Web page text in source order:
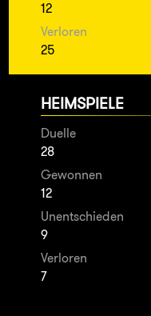
12
Verloren
25
HEIMSPIELE
Duelle
28
Gewonnen
12
Unentschieden
9
Verloren
7